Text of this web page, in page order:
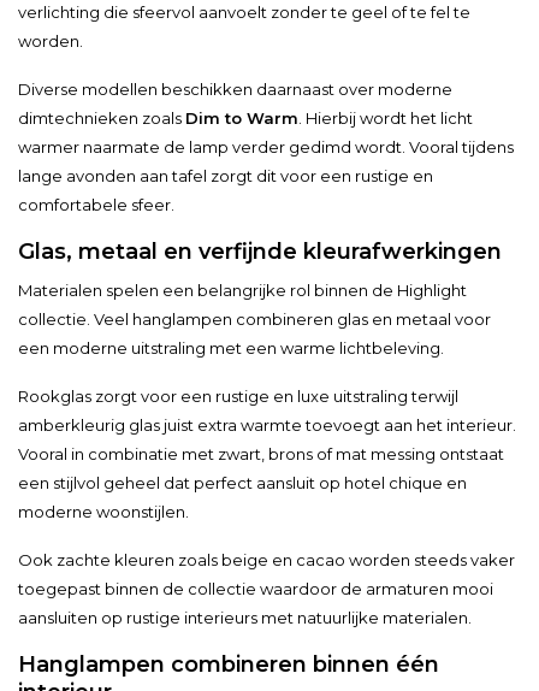
verlichting die sfeervol aanvoelt zonder te geel of te fel te
worden.
Diverse modellen beschikken daarnaast over moderne
dimtechnieken zoals Dim to Warm . Hierbij wordt het licht
warmer naarmate de lamp verder gedimd wordt. Vooral tijdens
lange avonden aan tafel zorgt dit voor een rustige en
comfortabele sfeer.
Glas, metaal en verfijnde kleurafwerkingen
Materialen spelen een belangrijke rol binnen de Highlight
collectie. Veel hanglampen combineren glas en metaal voor
een moderne uitstraling met een warme lichtbeleving.
Rookglas zorgt voor een rustige en luxe uitstraling terwijl
amberkleurig glas juist extra warmte toevoegt aan het interieur.
Vooral in combinatie met zwart, brons of mat messing ontstaat
een stijlvol geheel dat perfect aansluit op hotel chique en
moderne woonstijlen.
Ook zachte kleuren zoals beige en cacao worden steeds vaker
toegepast binnen de collectie waardoor de armaturen mooi
aansluiten op rustige interieurs met natuurlijke materialen.
Hanglampen combineren binnen één